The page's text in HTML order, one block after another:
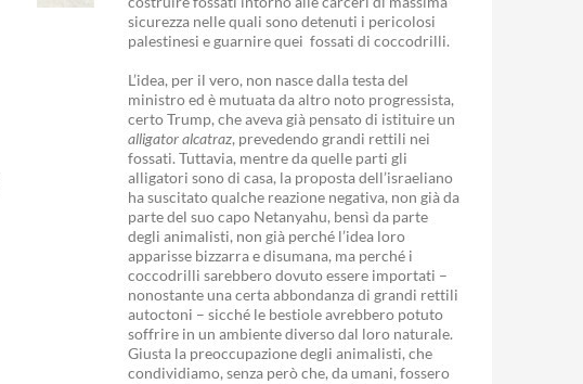
sicurezza nelle quali sono detenuti i pericolosi
palestinesi e guarnire quei fossati di coccodrilli.
L’idea, per il vero, non nasce dalla testa del
ministro ed è mutuata da altro noto progressista,
certo Trump, che aveva già pensato di istituire un
alligator alcatraz, prevedendo grandi rettili nei
fossati. Tuttavia, mentre da quelle parti gli
alligatori sono di casa, la proposta dell’israeliano
ha suscitato qualche reazione negativa, non già da
parte del suo capo Netanyahu, bensì da parte
degli animalisti, non già perché l’idea loro
apparisse bizzarra e disumana, ma perché i
coccodrilli sarebbero dovuto essere importati –
nonostante una certa abbondanza di grandi rettili
autoctoni – sicché le bestiole avrebbero potuto
soffrire in un ambiente diverso dal loro naturale.
Giusta la preoccupazione degli animalisti, che
condividiamo, senza però che, da umani, fossero